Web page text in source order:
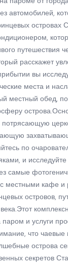
автомобилей,
островах
путешествия
расскажет
вы
места и
местный обед,
по
и
самые
местными кафе
островов,
и услуги
что
острова
секретов